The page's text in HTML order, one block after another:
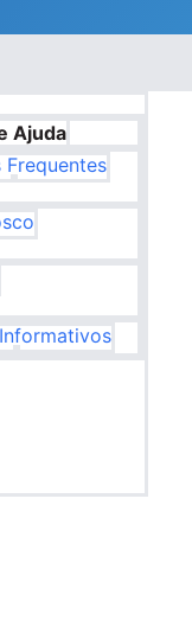
Ajuda
Frequentes